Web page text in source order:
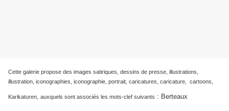
Cette galerie propose des images satiriques, dessins de presse, illustrations,
illustration, iconographies, iconographie, portrait, caricatures, caricature, cartoons,
Karikaturen, auxquels sont associés les mots-clef suivants : Berteaux